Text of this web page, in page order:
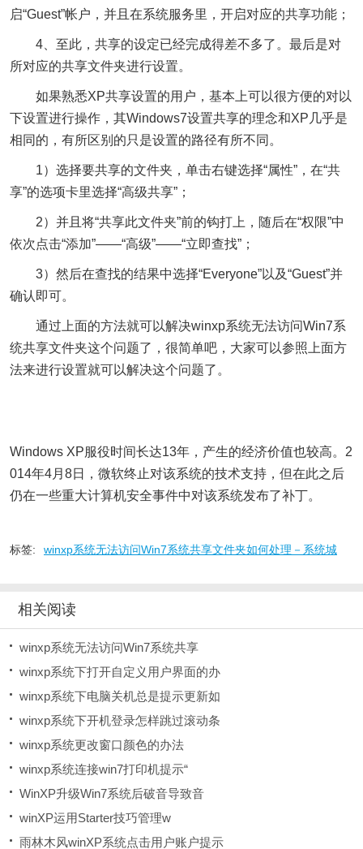
启“Guest”帐户，并且在系统服务里，开启对应的共享功能；
4、至此，共享的设定已经完成得差不多了。最后是对
所对应的共享文件夹进行设置。
如果熟悉XP共享设置的用户，基本上可以很方便的对以
下设置进行操作，其Windows7设置共享的理念和XP几乎是
相同的，有所区别的只是设置的路径有所不同。
1）选择要共享的文件夹，单击右键选择“属性”，在“共
享”的选项卡里选择“高级共享”；
2）并且将“共享此文件夹”前的钩打上，随后在“权限”中
依次点击“添加”——“高级”——“立即查找”；
3）然后在查找的结果中选择“Everyone”以及“Guest”并
确认即可。
通过上面的方法就可以解决winxp系统无法访问Win7系
统共享文件夹这个问题了，很简单吧，大家可以参照上面方
法来进行设置就可以解决这个问题了。
Windows XP服役时间长达13年，产生的经济价值也较高。2
014年4月8日，微软终止对该系统的技术支持，但在此之后
仍在一些重大计算机安全事件中对该系统发布了补丁。
标签: winxp系统无法访问Win7系统共享文件夹如何处理－系统城
相关阅读
winxp系统无法访问Win7系统共享
winxp系统下打开自定义用户界面的办
winxp系统下电脑关机总是提示更新如
winxp系统下开机登录怎样跳过滚动条
winxp系统更改窗口颜色的办法
winxp系统连接win7打印机提示“
WinXP升级Win7系统后破音导致音
winXP运用Starter技巧管理w
雨林木风winXP系统点击用户账户提示